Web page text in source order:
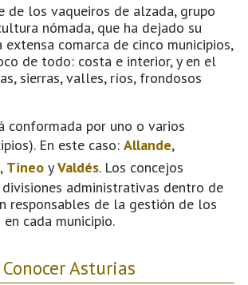
de los vaqueiros de alzada, grupo
nómada, que ha dejado su
extensa comarca de cinco municipios,
de todo: costa e interior, y en el
sierras, valles, ríos, frondosos
conformada por uno o varios
En este caso: Allande,
, Tineo yValdés. Los concejos
administrativas dentro de
responsables de la gestión de los
cada municipio.
Conocer Asturias